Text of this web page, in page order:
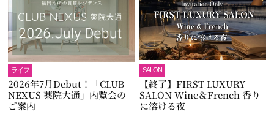
ライフ
2026年7月Debut！「CLUB
NEXUS 薬院大通」内覧会の
ご案内
SALON
【終了】FIRST LUXURY
SALON Wine＆French 香り
に溶ける夜